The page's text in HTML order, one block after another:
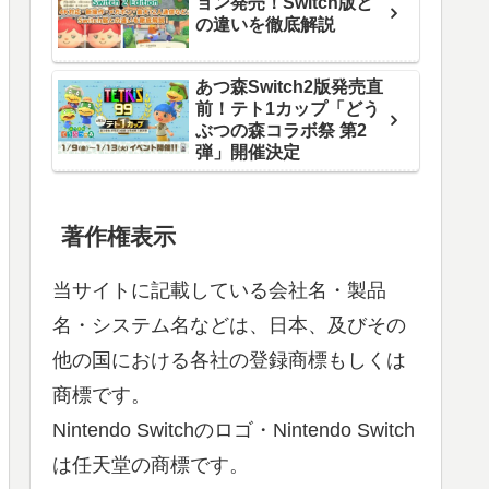
の違いを徹底解説
あつ森Switch2版発売直
前！テト1カップ「どう
ぶつの森コラボ祭 第2
弾」開催決定
著作権表示
当サイトに記載している会社名・製品
名・システム名などは、日本、及びその
他の国における各社の登録商標もしくは
商標です。
Nintendo Switchのロゴ・Nintendo Switch
は任天堂の商標です。